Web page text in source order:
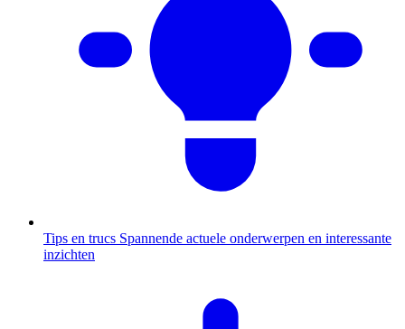
Tips en trucs Spannende actuele onderwerpen en interessante
inzichten